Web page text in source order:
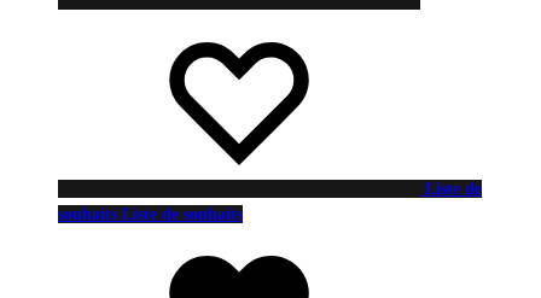
Liste de
souhaits Liste de souhaits